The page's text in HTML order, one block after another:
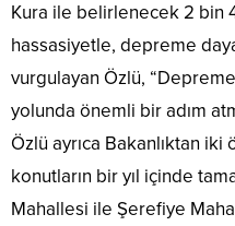
Kura ile belirlenecek 2 bin
hassasiyetle, depreme
vurgulayan Özlü, “Depreme
yolunda önemli bir adım
Özlü ayrıca Bakanlıktan
konutların bir yıl içinde
Mahallesi ile Şerefiye